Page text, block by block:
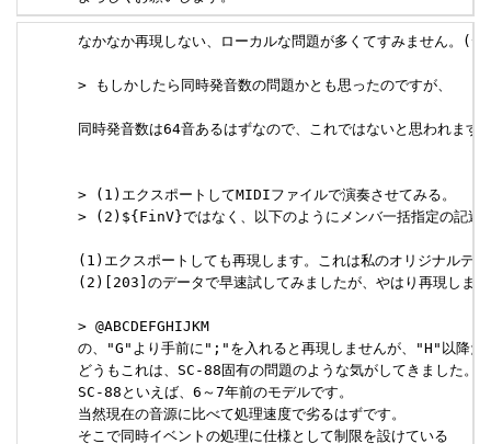
なかなか再現しない、ローカルな問題が多くてすみません。
      > もしかしたら同時発音数の問題かとも思ったのですが、
同時発音数は64音あるはずなので、これではないと思われます
      > (1)エクスポートしてMIDIファイルで演奏させてみる。
> (2)${FinV}ではなく、以下のようにメンバ一括指定の記述
(1)エクスポートしても再現します。これは私のオリジナルデー
(2)[203]のデータで早速試してみましたが、やはり再現しま
      > @ABCDEFGHIJKM
の、"G"より手前に";"を入れると再現しませんが、"H"以降だ
      どうもこれは、SC-88固有の問題のような気がしてきました。
      SC-88といえば、6～7年前のモデルです。
      当然現在の音源に比べて処理速度で劣るはずです。
      そこで同時イベントの処理に仕様として制限を設けている